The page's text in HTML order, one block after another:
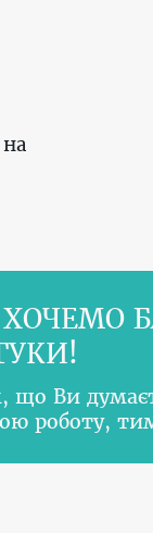
що Ви
роботу,